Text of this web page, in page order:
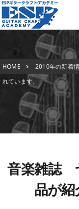
学校概要
メッセージ
学科コース
学科・コース紹介
入学案内
募集要項
よくある質問
就職進路指導
イベント
アーティストメ
各校紹介
HOME 2010年の新着
れています。
音楽雑誌
品が紹